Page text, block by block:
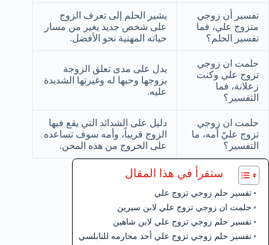
تفسير أن زوجي
متزوج علي، فما
تفسير الحلم؟
يشير الحلم إلى تعرف الزوج
على شخص جديد يغير من مسار
حياته المهنية نحو الأفضل.
حلمت ان زوجي
تزوج علي وكنت
زعلانة، فما
التفسير؟
يدل على مدى تعلق الزوجة
بزوجها وحبها له وغيرتها الشديدة
عليه.
حلمت ان زوجي
تزوج عليّ أمه، ما
التفسير؟
دليل على الشدائد التي يقع فيها
الزوج قريباً، وأمه سوف تساعده
على الخروج من هذه المحن.
ستقرأ في هذا المقال
تفسير حلم زوجي تزوج علي
حلمت ان زوجي تزوج علي لابن سيرين
تفسير حلم زوجي تزوج علي لابن شاهين
تفسير حلم زوجي تزوج علي أحد محارمه للنابلسي